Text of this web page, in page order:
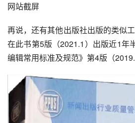
网站截屏
再说，还有其他出版社出版的类似
在此书第5版（2021.1）出版近1年
编辑常用标准及规范》第4版（